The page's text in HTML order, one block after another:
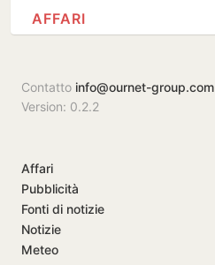
AFFARI
Contatto info@ournet-group.com
Version: 0.2.2
Affari
Pubblicità
Fonti di notizie
Notizie
Meteo